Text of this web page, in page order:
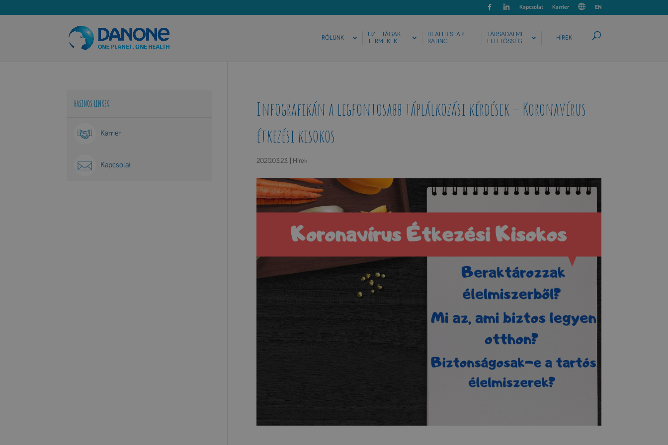
Kapcsolat Karrier EN
RÓLUNK
ÜZLETÁGAK
TERMÉKEK
HEALTH STAR
RATING
TÁRSADALMI
FELELŐSSÉG
HÍREK
Infografikán a legfontosabb táplálkozási kérdések – Koronavírus
étkezési kisokos
2020.03.23. Hírek
HASZNOS LINKEK
Karrier
Kapcsolat